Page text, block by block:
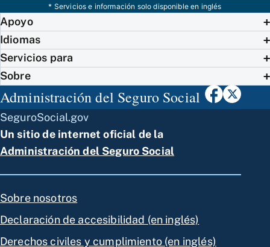
* Servicios e información solo disponible en inglés
Apoyo
Idiomas
Servicios para
Sobre
Administración del Seguro Social
SeguroSocial.gov
Un sitio de internet oficial de la
Administración del Seguro Social
Sobre nosotros
Declaración de accesibilidad (en inglés)
Derechos civiles y cumplimiento (en inglés)